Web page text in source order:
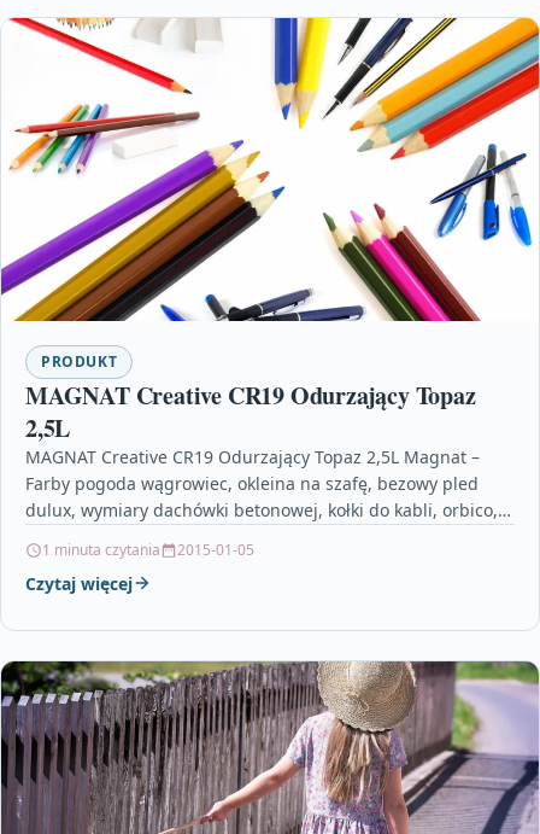
PRODUKT
MAGNAT Creative CR19 Odurzający Topaz
2,5L
MAGNAT Creative CR19 Odurzający Topaz 2,5L Magnat –
Farby pogoda wągrowiec, okleina na szafę, bezowy pled
dulux, wymiary dachówki betonowej, kołki do kabli, orbico,…
1 minuta czytania 2015-01-05
Czytaj więcej